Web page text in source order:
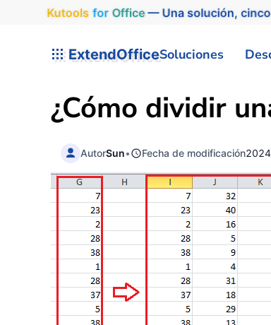
Kutools for Office— Una solución,
ExtendOfficeSoluciones
¿Cómo dividir
AutorSun• Fecha de modificación